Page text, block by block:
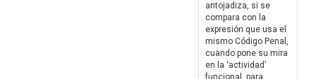
antojadiza, si se
compara con la
expresión que usa el
mismo Código Penal,
cuando pone su mira
en la ‘actividad’